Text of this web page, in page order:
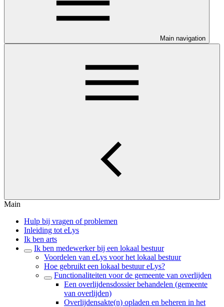
Main navigation
Main
Hulp bij vragen of problemen
Inleiding tot eLys
Ik ben arts
Ik ben medewerker bij een lokaal bestuur
Voordelen van eLys voor het lokaal bestuur
Hoe gebruikt een lokaal bestuur eLys?
Functionaliteiten voor de gemeente van overlijden
Een overlijdensdossier behandelen (gemeente
van overlijden)
Overlijdensakte(n) opladen en beheren in het